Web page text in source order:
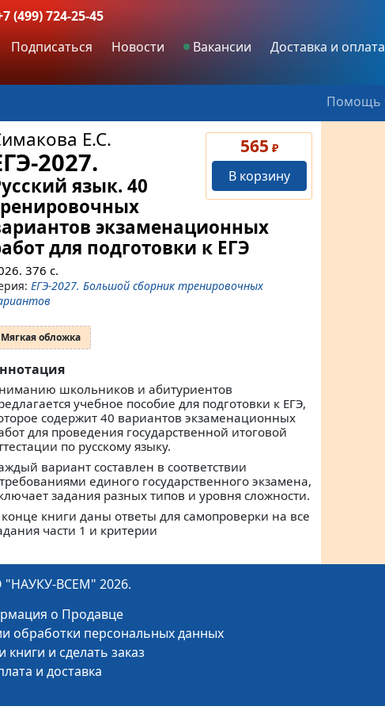
(499) 724-25-45
Подписаться Новости Вакансии
Доставка и оплата
Помощь
565 ₽
В корзину
Е.С.
2027.
язык. 40
экзаменационных
для подготовки к ЕГЭ
376 с.
ЕГЭ-2027. Большой сборник тренировочных
Мягкая обложка
школьников и абитуриентов
учебное пособие для подготовки к ЕГЭ,
содержит 40 вариантов экзаменационных
для проведения государственной итоговой
по русскому языку.
вариант составлен в соответствии
единого государственного экзамена,
задания разных типов и уровня сложности.
книги даны ответы для самопроверки на все
части 1 и критерии
ВСЕМ" 2026.
о Продавце
обработки персональных данных
книги и сделать заказ
и доставка